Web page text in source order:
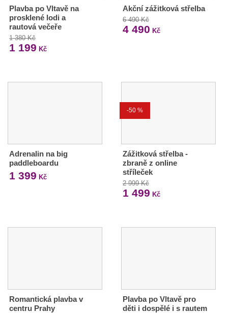
Plavba po Vltavě na
prosklené lodi a
rautová večeře
1 380 Kč
1 199 Kč
Akční zážitková střelba
6 490 Kč
4 490 Kč
Adrenalin na big
paddleboardu
1 399 Kč
-50 %
Zážitková střelba -
zbraně z online
stříleček
2 999 Kč
1 499 Kč
Romantická plavba v
centru Prahy
Plavba po Vltavě pro
děti i dospělé i s rautem